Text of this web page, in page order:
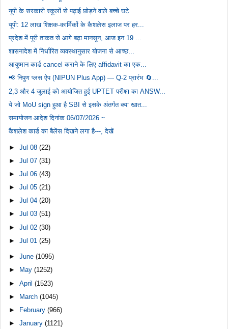
यूपी के सरकारी स्कूलों से पढ़ाई छोड़ने वाले बच्चे घटे
यूपी: 12 लाख शिक्षक-कार्मिकों के कैशलेस इलाज पर हर...
प्रदेश में पूरी ताकत से आगे बढ़ा मानसून, आज इन 19 ...
शासनादेश में निर्धारित व्यवस्थानुसार योजना से आच्छ...
आयुष्मान कार्ड cancel कराने के लिए affidavit का एक...
📢 निपुण प्लस ऐप (NIPUN Plus App) — Q-2 प्रारंभ 🔄...
2,3 और 4 जुलाई को आयोजित हुई UPTET परीक्षा का ANSW...
ये जो MoU sign हुआ है SBI से इसके अंतर्गत क्या खात...
समायोजन आदेश दिनांक 06/07/2026 ~
कैशलेश कार्ड का बैलेंस दिखने लगा है---, देखें
►Jul 08(22)
►Jul 07(31)
►Jul 06(43)
►Jul 05(21)
►Jul 04(20)
►Jul 03(51)
►Jul 02(30)
►Jul 01(25)
►June(1095)
►
May(1252)
►April(1523)
►
March(1045)
►
February(966)
►January(1121)